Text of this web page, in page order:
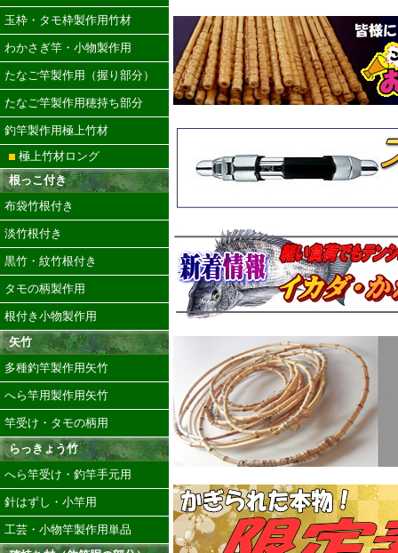
玉枠・タモ枠製作用竹材
わかさぎ竿・小物製作用
たなご竿製作用（握り部分）
たなご竿製作用穂持ち部分
釣竿製作用極上竹材
極上竹材ロング
根っこ付き
布袋竹根付き
淡竹根付き
黒竹・紋竹根付き
タモの柄製作用
根付き小物製作用
矢竹
多種釣竿製作用矢竹
へら竿用製作用矢竹
竿受け・タモの柄用
らっきょう竹
へら竿受け・釣竿手元用
針はずし・小竿用
工芸・小物竿製作用単品